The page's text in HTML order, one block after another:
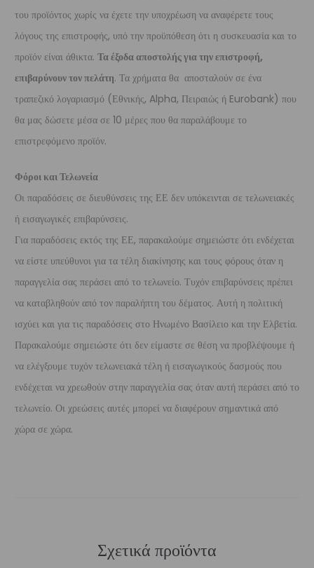
του προϊόντος χωρίς να έχετε την υποχρέωση να αναφέρετε τους
λόγους της επιστροφής, υπό την προϋπόθεση ότι η συσκευασία και το
προϊόν είναι άθικτα. Τα έξοδα αποστολής για την επιστροφή,
επιβαρύνουν τον πελάτη. Τα χρήματα θα αποσταλούν σε ένα
τραπεζικό λογαριασμό (Εθνικής, Alpha, Πειραιώς ή Eurobank) που
θα μας δώσετε μέσα σε 10 μέρες που θα παραλάβουμε το
επιστρεφόμενο προϊόν.
Φόροι και Τελωνεία
Οι παραδόσεις σε διευθύνσεις της ΕΕ δεν υπόκεινται σε τελωνειακές
ή εισαγωγικές επιβαρύνσεις.
Για παραδόσεις εκτός της ΕΕ, παρακαλούμε σημειώστε ότι ενδέχεται
να είστε υπεύθυνοι για τα τέλη διακίνησης και τους φόρους όταν η
παραγγελία σας περάσει από το τελωνείο. Τυχόν επιβαρύνσεις πρέπει
να καταβληθούν από τον παραλήπτη του δέματος. Αυτή η πολιτική
ισχύει και για τις παραδόσεις στο Ηνωμένο Βασίλειο και την Ελβετία.
Παρακαλούμε σημειώστε ότι δεν είμαστε σε θέση να προβλέψουμε ή
να ελέγξουμε τυχόν τελωνειακά τέλη ή εισαγωγικούς δασμούς που
ενδέχεται να χρεωθούν στην παραγγελία σας όταν αυτή περάσει από το
τελωνείο. Οι χρεώσεις αυτές μπορεί να διαφέρουν σημαντικά από
χώρα σε χώρα.
Σχετικά προϊόντα